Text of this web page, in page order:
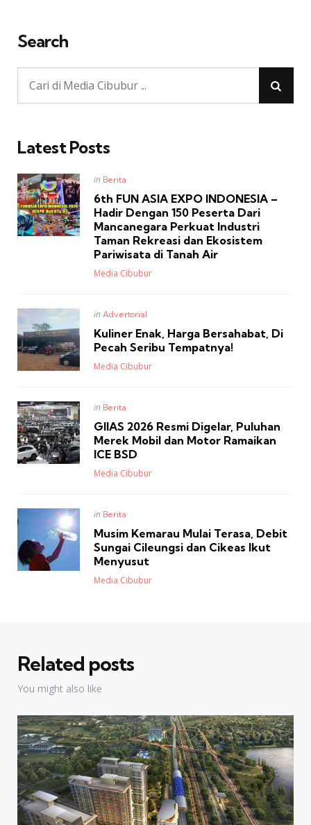
Search
Latest Posts
Posted
in
in Berita
6th FUN ASIA EXPO INDONESIA –
Hadir Dengan 150 Peserta Dari
Mancanegara Perkuat Industri
Taman Rekreasi dan Ekosistem
Pariwisata di Tanah Air
Posted
Media Cibubur
Posted
in Advertorial
Kuliner Enak, Harga Bersahabat, Di
Pecah Seribu Tempatnya!
Posted
Media Cibubur
Posted
in Berita
GIIAS 2026 Resmi Digelar, Puluhan
Merek Mobil dan Motor Ramaikan
ICE BSD
Posted
Media Cibubur
Posted
in Berita
Musim Kemarau Mulai Terasa, Debit
Sungai Cileungsi dan Cikeas Ikut
Menyusut
Posted
Media Cibubur
Related posts
You might also like